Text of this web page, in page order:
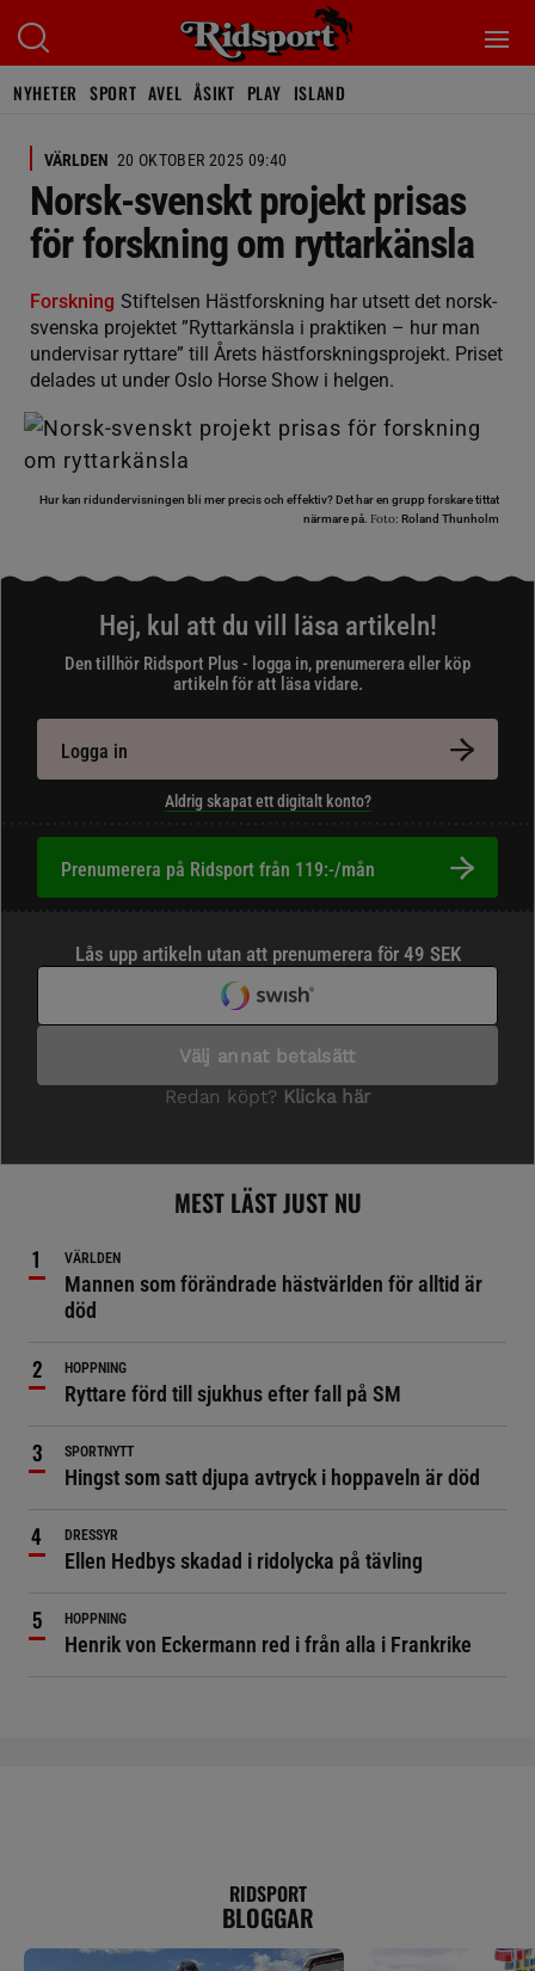
NYHETER SPORT AVEL ÅSIKT PLAY ISLAND
VÄRLDEN 20 OKTOBER 2025 09:40
Norsk-svenskt projekt prisas
för forskning om ryttarkänsla
Forskning Stiftelsen Hästforskning har utsett det norsk-
svenska projektet ”Ryttarkänsla i praktiken – hur man
undervisar ryttare” till Årets hästforskningsprojekt. Priset
delades ut under Oslo Horse Show i helgen.
Hur kan ridundervisningen bli mer precis och effektiv? Det har en grupp forskare tittat
närmare på. Foto: Roland Thunholm
Hej, kul att du vill läsa artikeln!
Den tillhör Ridsport Plus - logga in, prenumerera eller köp
artikeln för att läsa vidare.
Logga in
Aldrig skapat ett digitalt konto?
Prenumerera på Ridsport från 119:-/mån
MEST LÄST JUST NU
VÄRLDEN
Mannen som förändrade hästvärlden för alltid är
död
HOPPNING
Ryttare förd till sjukhus efter fall på SM
SPORTNYTT
Hingst som satt djupa avtryck i hoppaveln är död
DRESSYR
Ellen Hedbys skadad i ridolycka på tävling
HOPPNING
Henrik von Eckermann red i från alla i Frankrike
RIDSPORT
BLOGGAR